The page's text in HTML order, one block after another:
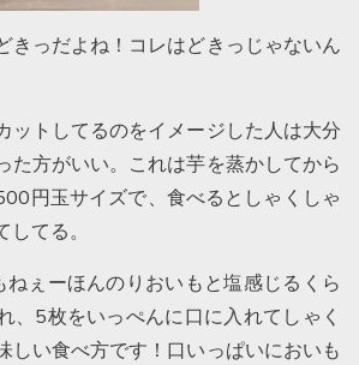
きっだよね！コレはどきっじゃないん
ットしてるのをイメージした人は大分
た方がいい。これは芋を蒸かしてから
円玉サイズで、食べるとしゃくしゃ
てる。
ぇーほんのりおいもと塩感じるくら
、5枚をいっぺんに口に入れてしゃく
しい食べ方です！口いっぱいにおいも